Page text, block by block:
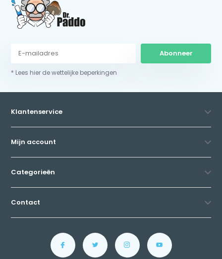
Abonneer
* Lees hier de wettelijke beperkingen
Klantenservice
Mijn account
Categorieën
Contact